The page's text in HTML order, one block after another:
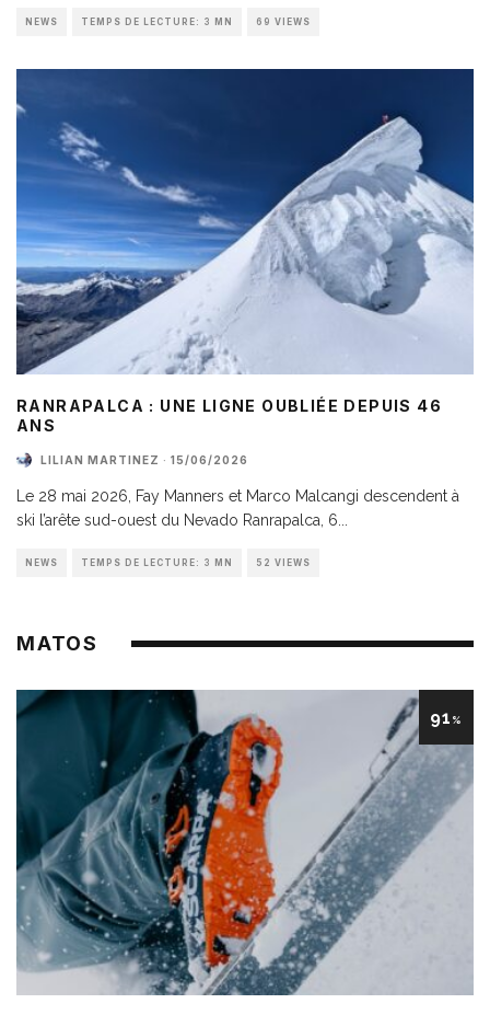
NEWS TEMPS DE LECTURE: 3 MN 69 VIEWS
RANRAPALCA : UNE LIGNE OUBLIÉE DEPUIS 46
ANS
LILIAN MARTINEZ · 15/06/2026
Le 28 mai 2026, Fay Manners et Marco Malcangi descendent à
ski l’arête sud-ouest du Nevado Ranrapalca, 6
NEWS TEMPS DE LECTURE: 3 MN 52 VIEWS
MATOS
91 %